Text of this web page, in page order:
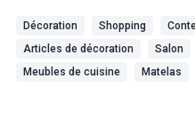
Décoration Shopping
Articles de décoration
Salon
Meubles de cuisine
Matelas